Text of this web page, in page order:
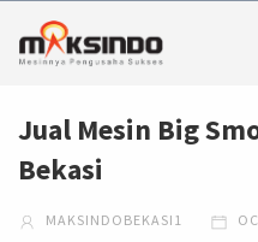
Jual Mesin Big
Bekasi
MAKSINDOBEKASI1